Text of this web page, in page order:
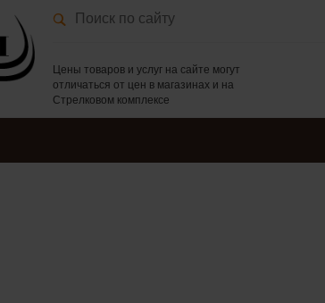
Цены товаров и услуг на сайте могут
отличаться от цен в магазинах и на
Стрелковом комплексе